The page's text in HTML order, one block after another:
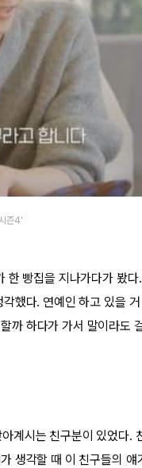
즌4'
빵집을 지나가다가 봤
했다. 연예인 하고 있을
까 하다가 가서 말이라도
계시는 친구분이 있었다.
생각할 때 이 친구들의 얘